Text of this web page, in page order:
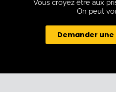
Vous croyez être aux
On peut
Demander